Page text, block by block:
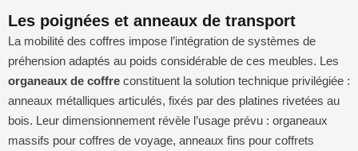
Les poignées et anneaux de transport
La mobilité des coffres impose l’intégration de systèmes de
préhension adaptés au poids considérable de ces meubles. Les
organeaux de coffre constituent la solution technique privilégiée :
anneaux métalliques articulés, fixés par des platines rivetées au
bois. Leur dimensionnement révèle l’usage prévu : organeaux
massifs pour coffres de voyage, anneaux fins pour coffrets